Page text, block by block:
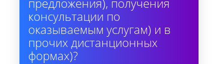
консультации по
оказываемым услугам) и в
прочих дистанционных
формах)?